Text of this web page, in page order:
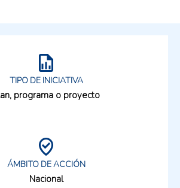
TIPO DE INICIATIVA
programa o proyecto
ÁMBITO DE ACCIÓN
Nacional